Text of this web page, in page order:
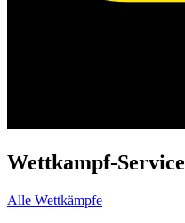
Wettkampf-Service
Alle Wettkämpfe